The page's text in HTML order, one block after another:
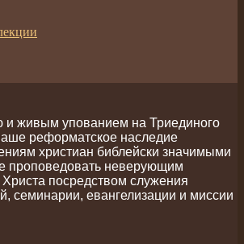
и живым упованием на Триединого
реформатское наследие
христиан библейски значимыми
проповедовать неверующим
посредством служения
семинарии, евангелизации и миссии